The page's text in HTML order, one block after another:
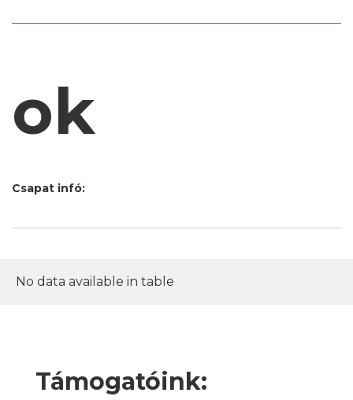
ok
Csapat infó:
No data available in table
Támogatóink: